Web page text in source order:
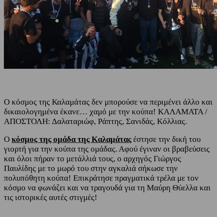
Ο κόσμος της Καλαμάτας δεν μπορούσε να περιμένει άλλο και
δικαιολογημένα έκανε… χαμό με την κούπα! ΚΑΛΑΜΑΤΑ /
ΑΠΟΣΤΟΛΗ: Δαλαταριώφ, Ράπτης, Σανιδάς, Κόλλιας.
Ο κόσμος της ομάδα της Καλαμάτας έστησε την δική του
γιορτή για την κούπα της ομάδας. Αφού έγιναν οι βραβεύσεις
και όλοι πήραν το μετάλλιά τους, ο αρχηγός Γιώργος
Παυλίδης με το μωρό του στην αγκαλιά σήκωσε την
πολυπόθητη κούπα! Επικράτησε πραγματικά τρέλα με τον
κόσμο να φωνάζει και να τραγουδά για τη Μαύρη Θύελλα και
τις ιστορικές αυτές στιγμές!